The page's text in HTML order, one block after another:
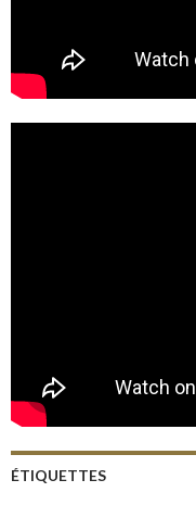
ÉTIQUETTES